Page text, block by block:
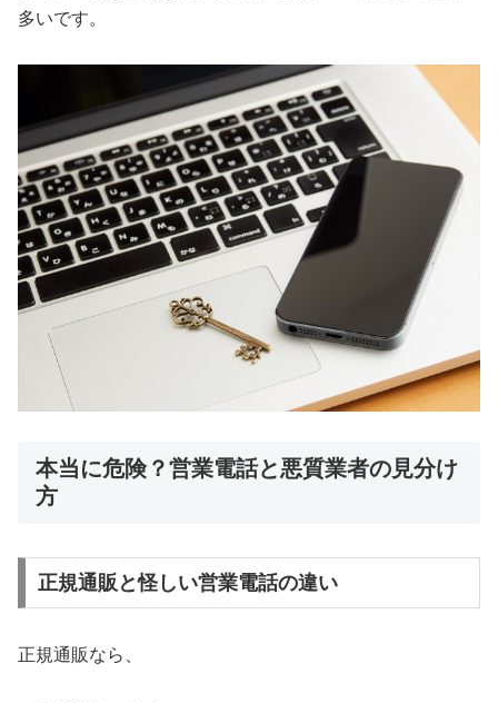
多いです。
本当に危険？営業電話と悪質業者の見分け
方
正規通販と怪しい営業電話の違い
正規通販なら、